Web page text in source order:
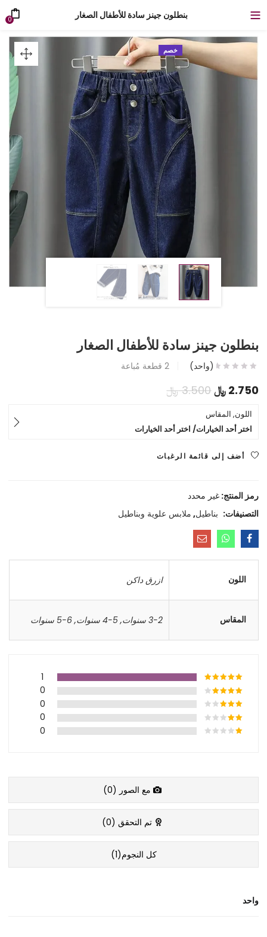
بنطلون جينز سادة للأطفال الصغار 0
خصم
بنطلون جينز سادة للأطفال الصغار
(واحد) 2 قطعة مُباعة
2.750 ﷼السعر
الحالي
هو:
2.750 ﷼.
3.500 ﷼السعر
هو:
3.500 ﷼.
اللون, المقاس
اختر أحد الخيارات/ اختر أحد الخيارات
أضف إلى قائمة الرغبات
رمز المنتج:غير محدد
التصنيفات: بناطيل, ملابس علوية وبناطيل
اللون ازرق داكن
المقاس 3-2 سنوات ,5-4 سنوات ,6-5 سنوات
1
0
0
0
0
مع الصور (0
)
تم التحقق (0
)
كل النجوم(1
)
واحد